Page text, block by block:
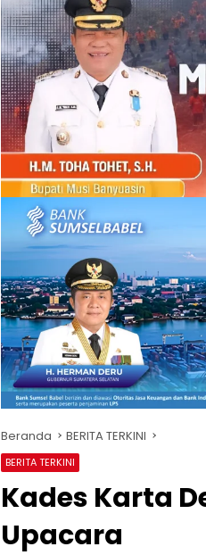
Beranda BERITA TERKINI
BERITA TERKINI
Kades Karta
Upacara